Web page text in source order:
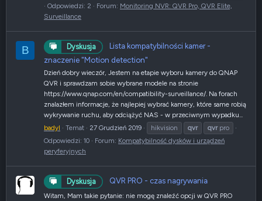
Odpowiedzi: 2
Forum: Monitoring NVR: QVR Pro, QVR Elite,
Surveillance
B Dyskusja
Lista kompatybilności kamer -
znaczenie "Motion detection"
Dzień dobry wieczór, Jestem na etapie wyboru kamery do QNAP
QVR i sprawdzam sobie wybrane modele na stronie
https://www.qnap.com/en/compatibility-surveillance/. Na forach
znalazłem informacje, że najlepiej wybrać kamery, które same robią
wykrywanie ruchu, aby odciążyć NAS - w przeciwnym wypadku...
badyl
Temat 27 Grudzień 2019 hikvision qvr qvrpro
Odpowiedzi: 10
Forum: Kompatybilność dysków i urządzeń
peryferyjnych
Dyskusja QVR PRO - czas nagrywania
Witam, Mam takie pytanie: nie mogę znaleźć opcji w QVR PRO